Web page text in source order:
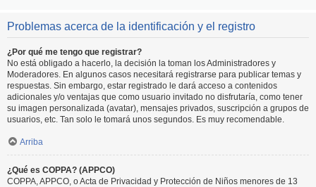
Problemas acerca de la identificación y el registro
¿Por qué me tengo que registrar?
No está obligado a hacerlo, la decisión la toman los Administradores y
Moderadores. En algunos casos necesitará registrarse para publicar temas y
respuestas. Sin embargo, estar registrado le dará acceso a contenidos
adicionales y/o ventajas que como usuario invitado no disfrutaría, como tener
su imagen personalizada (avatar), mensajes privados, suscripción a grupos de
usuarios, etc. Tan solo le tomará unos segundos. Es muy recomendable.
Arriba
¿Qué es COPPA? (APPCO)
COPPA, APPCO, o Acta de Privacidad y Protección de Niños menores de 13